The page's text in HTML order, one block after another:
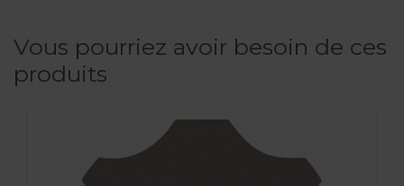
Vous pourriez avoir besoin de ces
produits